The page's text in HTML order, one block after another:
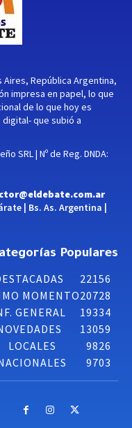
República Argentina,
impresa en papel, lo que
de lo que hoy es
digital- que subió a
SRL | Nº de Reg. DNDA:
| Bs. As. Argentina |
Populares
22156
MOMENTO20728
GENERAL
19334
13059
LOCALES
9826
9703